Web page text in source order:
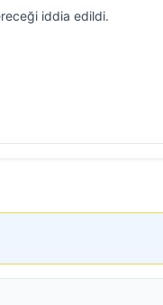
iddia edildi.